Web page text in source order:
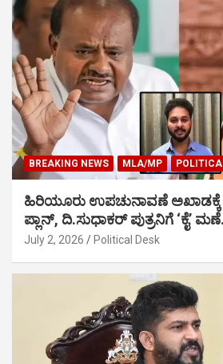
BREAKING NEWS MLA/MP
ಹಿರಿಯೂರು ಉಪಚುನಾವಣೆ ಅಖಾಡಕ್ಕೆ
ಪ್ಲಾನ್, ದಿ.ಸುಧಾಕರ್ ಪುತ್ರನಿಗೆ ‘ಕೈ’
July 2, 2026 Political Desk